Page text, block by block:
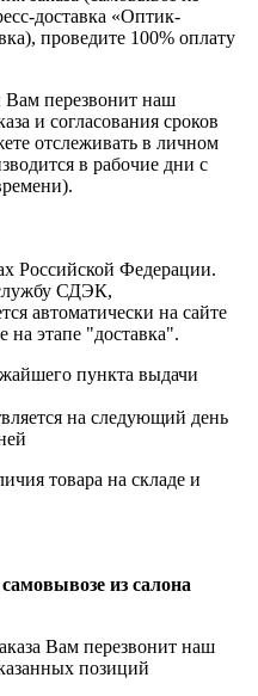
доставка «Оптик-
проведите 100% оплату
перезвонит наш
и согласования сроков
отслеживать в личном
в рабочие дни с
Российской Федерации.
службу СДЭК,
автоматически на сайте
на этапе "доставка".
пункта выдачи
на следующий день
товара на складе и
из салона
Вам перезвонит наш
позиций